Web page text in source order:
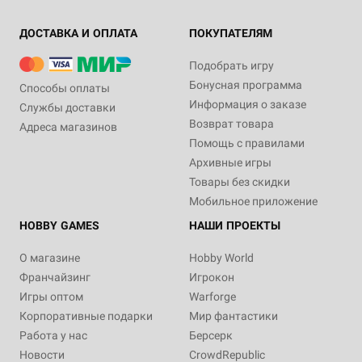
ДОСТАВКА И ОПЛАТА
Способы оплаты
Службы доставки
Адреса магазинов
ПОКУПАТЕЛЯМ
Подобрать игру
Бонусная программа
Информация о заказе
Возврат товара
Помощь с правилами
Архивные игры
Товары без скидки
Мобильное приложение
HOBBY GAMES
О магазине
Франчайзинг
Игры оптом
Корпоративные подарки
Работа у нас
Новости
НАШИ ПРОЕКТЫ
Hobby World
Игрокон
Warforge
Мир фантастики
Берсерк
CrowdRepublic